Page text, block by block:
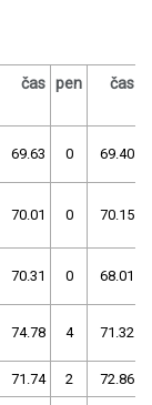
čas pen čas
69.63 0 69.40
70.01 0 70.15
70.31 0 68.01
74.78 4 71.32
71.74 2 72.86